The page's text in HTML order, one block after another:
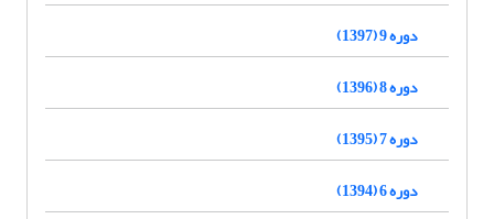
دوره 9 (1397)
دوره 8 (1396)
دوره 7 (1395)
دوره 6 (1394)